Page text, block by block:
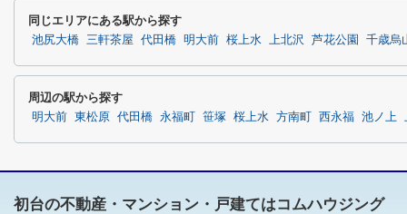
同じエリアにある駅から探す
池尻大橋 三軒茶屋 代田橋 明大前 桜上水 上北沢 芦花公園 千歳烏
周辺の駅から探す
明大前 東松原 代田橋 永福町 笹塚 桜上水 方南町 西永福 池ノ上
初台の不動産・マンション・戸建てはコムハウジング